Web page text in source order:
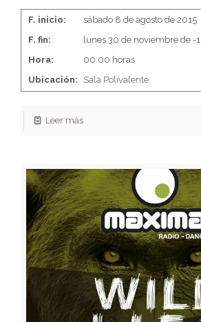
F. inicio:
sábado 8 de agosto de 2015
F. fin:
lunes 30 de noviembre de -1
Hora:
00:00 horas
Ubicación:
Sala Polivalente
Leer más